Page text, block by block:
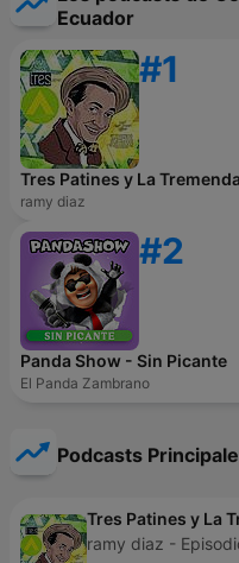
Ecuador
#1
Tres Patines y La
ramy diaz
#2
Panda Show - Sin Picante
El Panda Zambrano
Podcasts
Tres Patines y La
ramy diaz -